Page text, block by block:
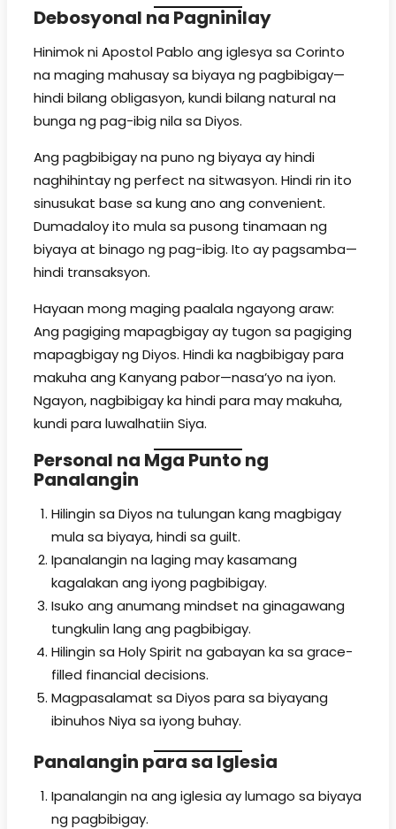
Debosyonal na Pagninilay
Hinimok ni Apostol Pablo ang iglesya sa Corinto
na maging mahusay sa biyaya ng pagbibigay—
hindi bilang obligasyon, kundi bilang natural na
bunga ng pag-ibig nila sa Diyos.
Ang pagbibigay na puno ng biyaya ay hindi
naghihintay ng perfect na sitwasyon. Hindi rin ito
sinusukat base sa kung ano ang convenient.
Dumadaloy ito mula sa pusong tinamaan ng
biyaya at binago ng pag-ibig. Ito ay pagsamba—
hindi transaksyon.
Hayaan mong maging paalala ngayong araw:
Ang pagiging mapagbigay ay tugon sa pagiging
mapagbigay ng Diyos. Hindi ka nagbibigay para
makuha ang Kanyang pabor—nasa’yo na iyon.
Ngayon, nagbibigay ka hindi para may makuha,
kundi para luwalhatiin Siya.
Personal na Mga Punto ng
Panalangin
Hilingin sa Diyos na tulungan kang magbigay
mula sa biyaya, hindi sa guilt.
Ipanalangin na laging may kasamang
kagalakan ang iyong pagbibigay.
Isuko ang anumang mindset na ginagawang
tungkulin lang ang pagbibigay.
Hilingin sa Holy Spirit na gabayan ka sa grace-
filled financial decisions.
Magpasalamat sa Diyos para sa biyayang
ibinuhos Niya sa iyong buhay.
Panalangin para sa Iglesia
Ipanalangin na ang iglesia ay lumago sa biyaya
ng pagbibigay.